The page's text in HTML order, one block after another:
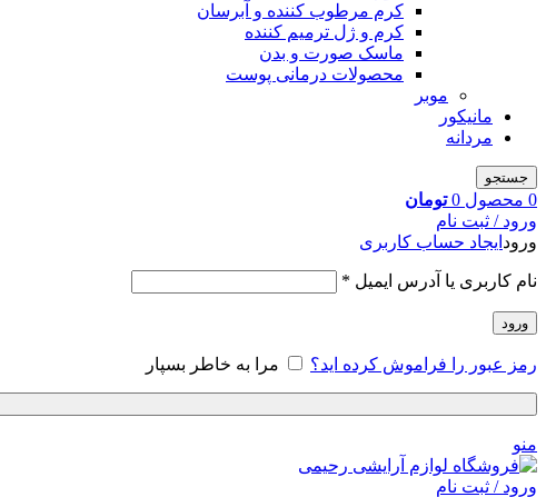
کرم مرطوب کننده و آبرسان
کرم و ژل ترمیم کننده
ماسک صورت و بدن
محصولات درمانی پوست
موبر
مانیکور
مردانه
جستجو
0 محصول 0 تومان
ورود / ثبت نام
ورود ایجاد حساب کاربری
نام کاربری یا آدرس ایمیل *
ورود
رمز عبور را فراموش کرده اید؟ مرا به خاطر بسپار
منو
ورود / ثبت نام